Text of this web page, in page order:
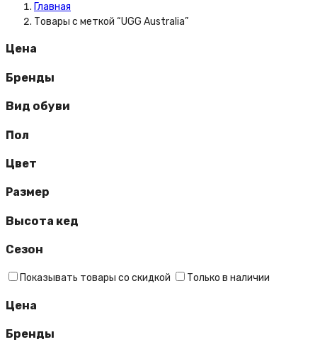
Главная
Товары с меткой “UGG Australia”
Цена
Бренды
Вид обуви
Пол
Цвет
Размер
Высота кед
Сезон
Показывать товары со скидкой Только в наличии
Цена
Бренды